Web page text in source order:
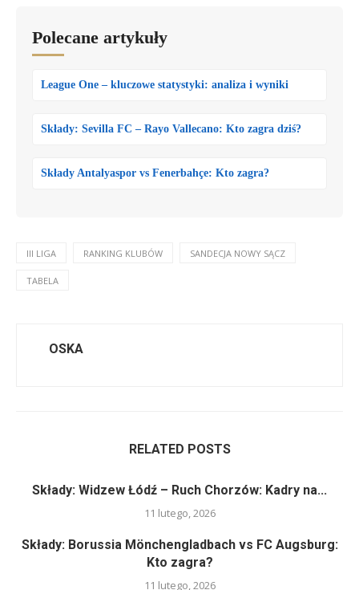
Polecane artykuły
League One – kluczowe statystyki: analiza i wyniki
Składy: Sevilla FC – Rayo Vallecano: Kto zagra dziś?
Składy Antalyaspor vs Fenerbahçe: Kto zagra?
III LIGA RANKING KLUBÓW SANDECJA NOWY SĄCZ
TABELA
OSKA
RELATED POSTS
Składy: Widzew Łódź – Ruch Chorzów: Kadry na...
11 lutego, 2026
Składy: Borussia Mönchengladbach vs FC Augsburg:
Kto zagra?
11 lutego, 2026